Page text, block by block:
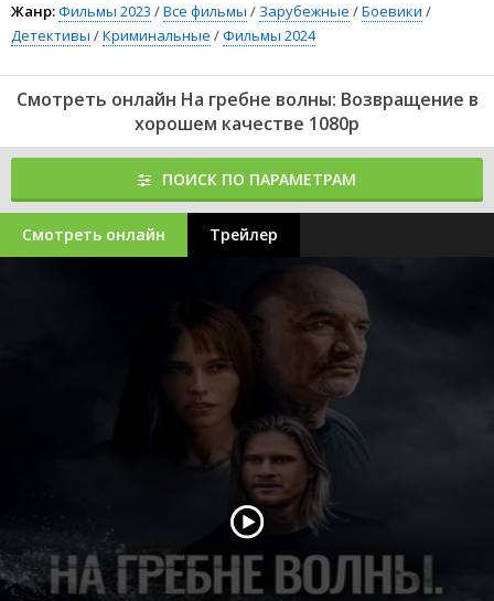
Жанр:Фильмы 2023 /Все фильмы / Зарубежные /Боевики /
Детективы /Криминальные /Фильмы 2024
Смотреть онлайн На гребне волны: Возвращение в
хорошем качестве 1080p
ПОИСК ПО ПАРАМЕТРАМ
Смотреть онлайн Трейлер